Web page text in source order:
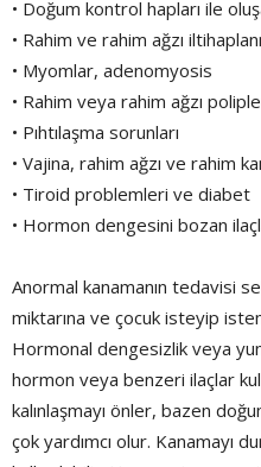
• Doğum kontrol hapları ile
• Rahim ve rahim ağzı
• Myomlar, adenomyosis
• Rahim veya rahim ağzı
• Pıhtılaşma sorunları
• Vajina, rahim ağzı ve rahim
• Tiroid problemleri ve diabet
• Hormon dengesini bozan
Anormal kanamanın tedavisi
miktarına ve çocuk isteyip
Hormonal dengesizlik veya
hormon veya benzeri ilaçlar
kalınlaşmayı önler, bazen
çok yardımcı olur. Kanamayı